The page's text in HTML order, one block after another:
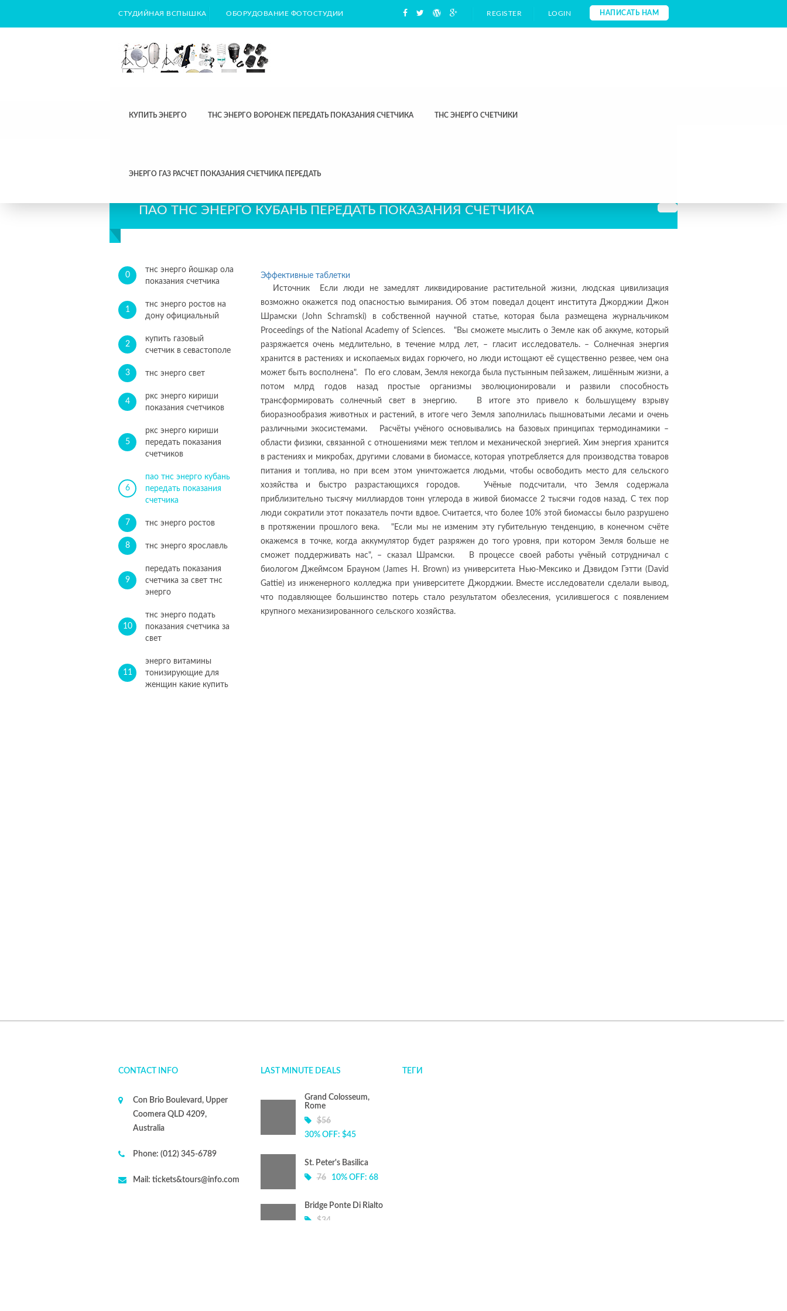
СТУДИЙНАЯ ВСПЫШКА ОБОРУДОВАНИЕ ФОТОСТУДИИ REGISTER LOGIN НАПИСАТЬ НАМ
КУПИТЬ ЭНЕРГО ТНС ЭНЕРГО ВОРОНЕЖ ПЕРЕДАТЬ ПОКАЗАНИЯ СЧЕТЧИКА ТНС ЭНЕРГО СЧЕТЧИКИ
ЭНЕРГО ГАЗ РАСЧЕТ ПОКАЗАНИЯ СЧЕТЧИКА ПЕРЕДАТЬ
ПАО ТНС ЭНЕРГО КУБАНЬ ПЕРЕДАТЬ ПОКАЗАНИЯ СЧЕТЧИКА
0
тнс энерго йошкар ола
показания счетчика
1
тнс энерго ростов на
дону официальный
2
купить газовый
счетчик в севастополе
3 тнс энерго свет
4
ркс энерго кириши
показания счетчиков
5
ркс энерго кириши
передать показания
счетчиков
6
пао тнс энерго кубань
передать показания
счетчика
7 тнс энерго ростов
8 тнс энерго ярославль
9
передать показания
счетчика за свет тнс
энерго
10
тнс энерго подать
показания счетчика за
свет
11
энерго витамины
тонизирующие для
женщин какие купить
Эффективные таблетки
Источник Если люди не замедлят ликвидирование растительной жизни, людская цивилизация
возможно окажется под опасностью вымирания. Об этом поведал доцент института Джорджии Джон
Шрамски (John Schramski) в собственной научной статье, которая была размещена журнальчиком
Proceedings of the National Academy of Sciences. "Вы сможете мыслить о Земле как об аккуме, который
разряжается очень медлительно, в течение млрд лет, – гласит исследователь. – Солнечная энергия
хранится в растениях и ископаемых видах горючего, но люди истощают её существенно резвее, чем она
может быть восполнена". По его словам, Земля некогда была пустынным пейзажем, лишённым жизни, а
потом млрд годов назад простые организмы эволюционировали и развили способность
трансформировать солнечный свет в энергию. В итоге это привело к большущему взрыву
биоразнообразия животных и растений, в итоге чего Земля заполнилась пышноватыми лесами и очень
различными экосистемами. Расчёты учёного основывались на базовых принципах термодинамики –
области физики, связанной с отношениями меж теплом и механической энергией. Хим энергия хранится
в растениях и микробах, другими словами в биомассе, которая употребляется для производства товаров
питания и топлива, но при всем этом уничтожается людьми, чтобы освободить место для сельского
хозяйства и быстро разрастающихся городов. Учёные подсчитали, что Земля содержала
приблизительно тысячу миллиардов тонн углерода в живой биомассе 2 тысячи годов назад. С тех пор
люди сократили этот показатель почти вдвое. Считается, что более 10% этой биомассы было разрушено
в протяжении прошлого века. "Если мы не изменим эту губительную тенденцию, в конечном счёте
окажемся в точке, когда аккумулятор будет разряжен до того уровня, при котором Земля больше не
сможет поддерживать нас", – сказал Шрамски. В процессе своей работы учёный сотрудничал с
биологом Джеймсом Брауном (James H. Brown) из университета Нью-Мексико и Дэвидом Гэтти (David
Gattie) из инженерного колледжа при университете Джорджии. Вместе исследователи сделали вывод,
что подавляющее большинство потерь стало результатом обезлесения, усилившегося с появлением
крупного механизированного сельского хозяйства.
CONTACT INFO
Con Brio Boulevard, Upper
Coomera QLD 4209,
Australia
Phone: (012) 345-6789
Mail: tickets&tours@info.com
LAST MINUTE DEALS
Grand Colosseum,
Rome
$56
30% OFF: $45
St. Peter's Basilica
76
10% OFF: 68
Bridge Ponte Di Rialto
$34
ТЕГИ